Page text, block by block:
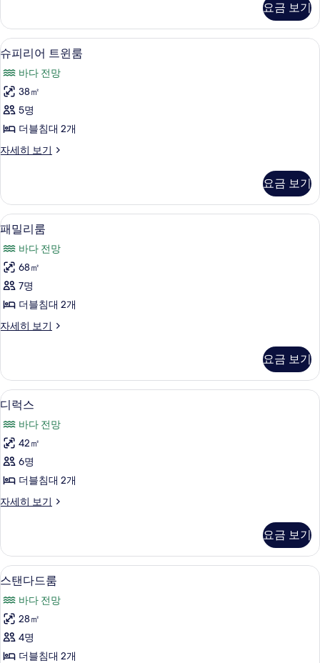
두
보
기
워
자
세
히
보
기
요금 보기
슈
피
리
어
트
룸
진
모
두
보
기
슈피리어 트윈룸 | 객실 내 금고, 책상,
7
슈피리어 트윈룸
바다 전망
38㎡
5명
더블침대 2개
자세히 보기
슈
트
윈
룸
자
세
히
보
기
요금 보기
패
밀
리
룸
사
모
보
기
패밀리룸 | 객실 내 금고, 책상, 암막 커
6
패밀리룸
바다 전망
68㎡
7명
더블침대 2개
자세히 보기
패
자
세
히
보
기
요금 보기
디
럭
스
사
진
두
기
디럭스 | 객실 내 금고, 책상, 암막 커튼,
5
디럭스
바다 전망
42㎡
6명
더블침대 2개
자세히 보기
디
세
히
보
요금 보기
스
다
드
룸
스탠다드룸 | 객실 내 금고, 책상, 암막
5
스탠다드룸
바다 전망
28㎡
4명
더블침대 2개